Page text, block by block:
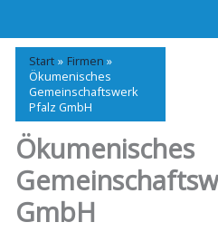
springen
Start
Firmen
Ökumenisches
Gemeinschaftswerk
Pfalz GmbH
Ökumenisches
GmbH